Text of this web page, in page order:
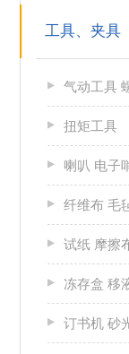
工具、夹具
气动工具
扭矩工具
喇叭 电子
纤维布 毛
试纸 摩擦
冻存盒 移
订书机 砂